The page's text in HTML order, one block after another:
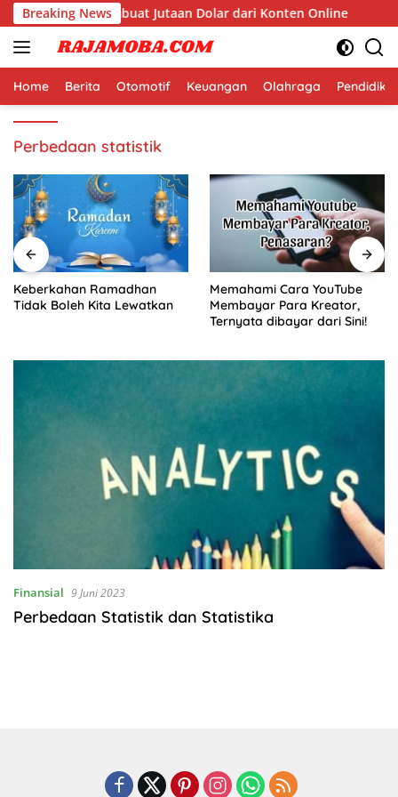
Langsung
ke
konten
Breaking News
Dunia yang Membuat Jutaan Dolar dari Konten Online
Home Berita Otomotif Keuangan Olahraga
Perbedaan statistik
Keberkahan Ramadhan
Tidak Boleh Kita Lewatkan
Memahami Cara YouTube
Membayar Para Kreator,
Ternyata dibayar dari Sini!
Finansial 9 Juni 2023
Perbedaan Statistik dan Statistika